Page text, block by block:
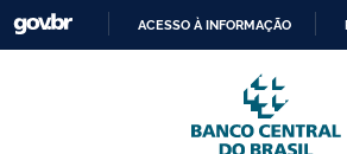
Skip to main content
PARA
O
CONTEÚDO
ACESSO À INFORMAÇÃO